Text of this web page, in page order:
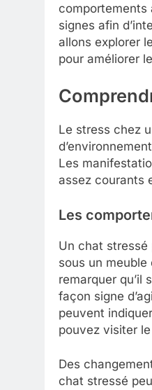
comportements
signes afin
allons explorer
pour améliorer
Le stress chez
Les
assez courants
Les
Un chat
sous un
remarquer qu’il
façon signe
peuvent
pouvez visiter
Des
chat stressé